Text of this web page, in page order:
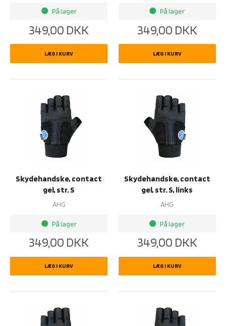
brightness_1 På lager
349,00 DKK
LÆG I KURV
brightness_1 På lager
349,00 DKK
LÆG I KURV
Skydehandske, contact
gel, str. S
AHG
brightness_1 På lager
349,00 DKK
LÆG I KURV
Skydehandske, contact
gel, str. S, links
AHG
brightness_1 På lager
349,00 DKK
LÆG I KURV